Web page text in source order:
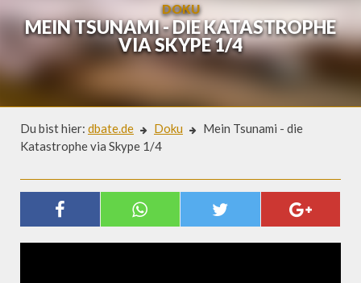
DOKU
MEIN TSUNAMI - DIE KATASTROPHE
VIA SKYPE 1/4
Du bist hier: dbate.de Doku
Mein Tsunami - die
Katastrophe via Skype 1/4
MEIN TSUNAMI - DIE
KATASTROPHE VIA SKYPE 1/4